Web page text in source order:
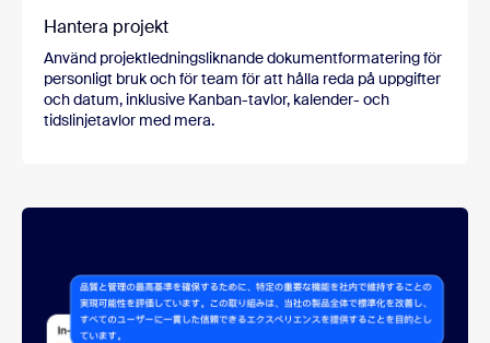
Hantera projekt
Använd projektledningsliknande dokumentformatering för
personligt bruk och för team för att hålla reda på uppgifter
och datum, inklusive Kanban-tavlor, kalender- och
tidslinjetavlor med mera.